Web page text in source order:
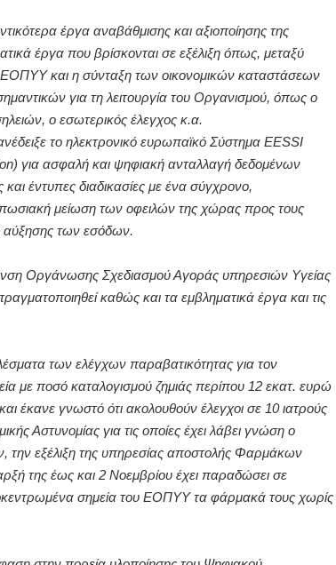
έργα αναβάθμισης και αξιοποίησης της
έργα που βρίσκονται σε εξέλιξη όπως, μεταξύ
και η σύνταξη των οικονομικών καταστάσεων
για τη λειτουργία του Οργανισμού, όπως ο
ο εσωτερικός έλεγχος κ.α.
το ηλεκτρονικό ευρωπαϊκό Σύστημα EESSI
για ασφαλή και ψηφιακή ανταλλαγή δεδομένων
έντυπες διαδικασίες με ένα σύγχρονο,
μείωση των οφειλών της χώρας προς τους
αύξησης των εσόδων.
Οργάνωσης Σχεδιασμού Αγοράς υπηρεσιών Υγείας
καθώς και τα εμβληματικά έργα και τις
των ελέγχων παραβατικότητας για τον
με ποσό καταλογισμού ζημιάς περίπου 12 εκατ. ευρώ
έκανε γνωστό ότι ακολουθούν έλεγχοι σε 10 ιατρούς
Αστυνομίας για τις οποίες έχει λάβει γνώση ο
εξέλιξη της υπηρεσίας αποστολής Φαρμάκων
της έως και 2 Νοεμβρίου έχει παραδώσει σε
σημεία του ΕΟΠΥΥ τα φάρμακά τους χωρίς